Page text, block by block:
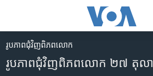
គេហទំព័រ​
រំលង​
កម្ពុជា
អន្តរជាតិ
រូបភាព​ជុំ​វិញ​ពិភពលោក
រូបភាព​ជុំវិញ​ពិភពលោក ២៧ តុល